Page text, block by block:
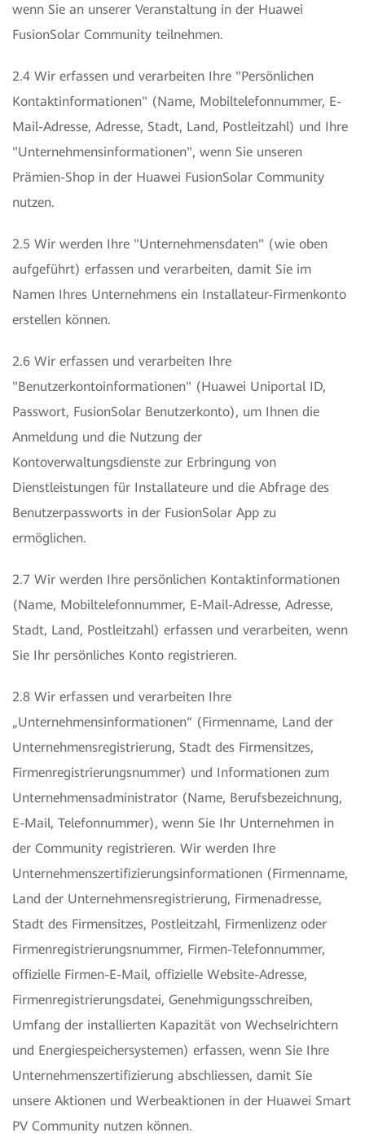
wenn Sie an unserer Veranstaltung in der Huawei
FusionSolar Community teilnehmen.
2.4 Wir erfassen und verarbeiten Ihre "Persönlichen
Kontaktinformationen" (Name, Mobiltelefonnummer, E-
Mail-Adresse, Adresse, Stadt, Land, Postleitzahl) und Ihre
"Unternehmensinformationen", wenn Sie unseren
Prämien-Shop in der Huawei FusionSolar Community
nutzen.
2.5 Wir werden Ihre "Unternehmensdaten" (wie oben
aufgeführt) erfassen und verarbeiten, damit Sie im
Namen Ihres Unternehmens ein Installateur-Firmenkonto
erstellen können.
2.6 Wir erfassen und verarbeiten Ihre
"Benutzerkontoinformationen" (Huawei Uniportal ID,
Passwort, FusionSolar Benutzerkonto), um Ihnen die
Anmeldung und die Nutzung der
Kontoverwaltungsdienste zur Erbringung von
Dienstleistungen für Installateure und die Abfrage des
Benutzerpassworts in der FusionSolar App zu
ermöglichen.
2.7 Wir werden Ihre persönlichen Kontaktinformationen
(Name, Mobiltelefonnummer, E-Mail-Adresse, Adresse,
Stadt, Land, Postleitzahl) erfassen und verarbeiten, wenn
Sie Ihr persönliches Konto registrieren.
2.8 Wir erfassen und verarbeiten Ihre
„Unternehmensinformationen“ (Firmenname, Land der
Unternehmensregistrierung, Stadt des Firmensitzes,
Firmenregistrierungsnummer) und Informationen zum
Unternehmensadministrator (Name, Berufsbezeichnung,
E-Mail, Telefonnummer), wenn Sie Ihr Unternehmen in
der Community registrieren. Wir werden Ihre
Unternehmenszertifizierungsinformationen (Firmenname,
Land der Unternehmensregistrierung, Firmenadresse,
Stadt des Firmensitzes, Postleitzahl, Firmenlizenz oder
Firmenregistrierungsnummer, Firmen-Telefonnummer,
offizielle Firmen-E-Mail, offizielle Website-Adresse,
Firmenregistrierungsdatei, Genehmigungsschreiben,
Umfang der installierten Kapazität von Wechselrichtern
und Energiespeichersystemen) erfassen, wenn Sie Ihre
Unternehmenszertifizierung abschliessen, damit Sie
unsere Aktionen und Werbeaktionen in der Huawei Smart
PV Community nutzen können.